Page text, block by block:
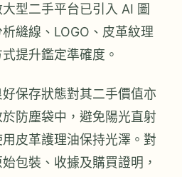
型二手平台已引入 AI 圖
縫線、LOGO、皮革紋理
提升鑑定準確度。
保存狀態對其二手價值亦
防塵袋中，避免陽光直射
皮革護理油保持光澤。對
包裝、收據及購買證明，